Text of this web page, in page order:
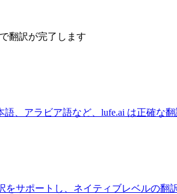
翻訳が完了します
、アラビア語など、lufe.ai は正確な
をサポートし、ネイティブレベルの翻